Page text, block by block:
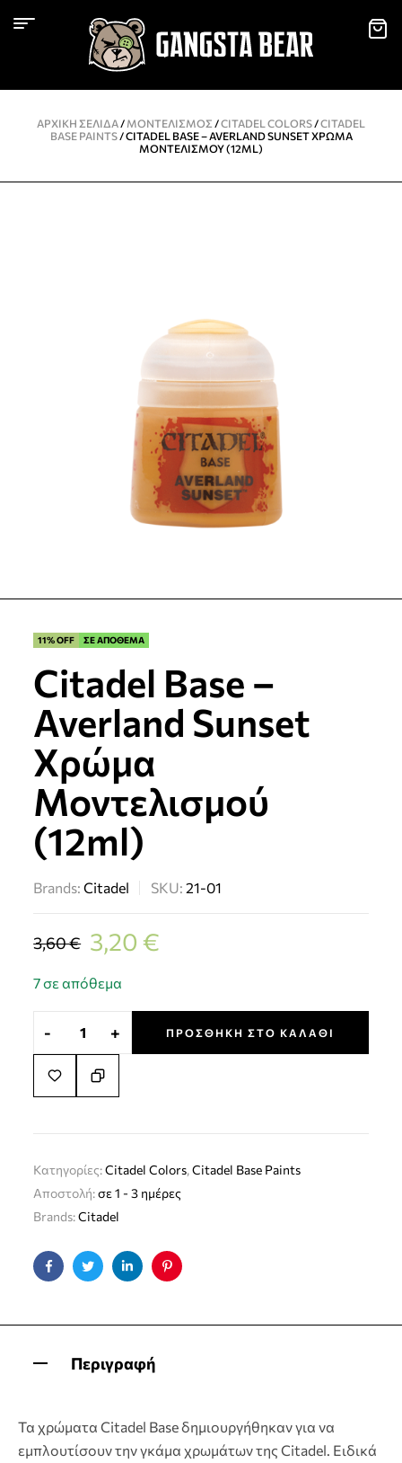
ΑΡΧΙΚΉ ΣΕΛΊΔΑ/ ΜΟΝΤΕΛΙΣΜΌΣ /CITADEL COLORS/CITADEL
BASE PAINTS/ CITADEL BASE – AVERLAND SUNSET ΧΡΏΜΑ
ΜΟΝΤΕΛΙΣΜΟΎ (12ML)
11% OFF ΣΕ ΑΠΟΘΕΜΑ
Citadel Base –
Averland Sunset
Χρώμα
Μοντελισμού
(12ml)
Brands:Citadel SKU:21-01
3,60€ 3,20€
7 σε απόθεμα
- + ΠΡΟΣΘΉΚΗ ΣΤΟ ΚΑΛΆΘΙ
Κατηγορίες:Citadel Colors,Citadel Base Paints
Αποστολή:σε 1 - 3 ημέρες
Brands:Citadel
FacebookTwitterLinkedinPinterest
Περιγραφή
Τα χρώματα Citadel Base δημιουργήθηκαν για να
εμπλουτίσουν την γκάμα χρωμάτων της Citadel. Ειδικά